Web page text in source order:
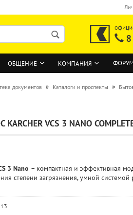
ОБЩЕНИЕ КОМПАНИЯ
документов » Каталоги и проспекты »
VCS 3 NANO
3 Nano – компактная и эффективная
степени загрязнения, умной
13